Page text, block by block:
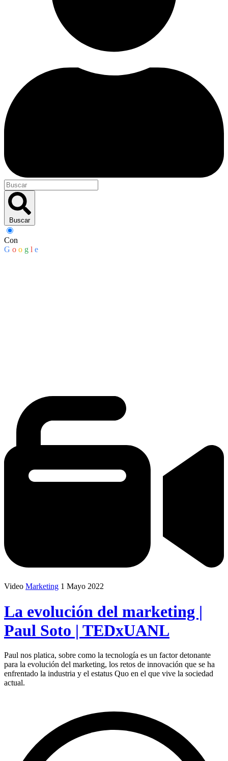
Buscar
Con
G o o g l e
Video Marketing 1 Mayo 2022
La evolución del marketing |
Paul Soto | TEDxUANL
Paul nos platica, sobre como la tecnología es un factor detonante
para la evolución del marketing, los retos de innovación que se ha
enfrentado la industria y el estatus Quo en el que vive la sociedad
actual.